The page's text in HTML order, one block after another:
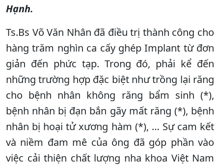
Hạnh.
Ts.Bs Võ Văn Nhân đã điều trị thành công cho
hàng trăm nghìn ca cấy ghép Implant từ đơn
giản đến phức tạp. Trong đó, phải kể đến
những trường hợp đặc biệt như trồng lại răng
cho bệnh nhân không răng bẩm sinh (*),
bệnh nhân bị đạn bắn gãy mất răng (*), bệnh
nhân bị hoại tử xương hàm (*), … Sự cam kết
và niềm đam mê của ông đã góp phần vào
việc cải thiện chất lượng nha khoa Việt Nam